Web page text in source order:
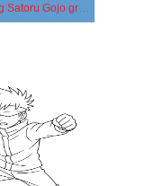
Afbeelding Satoru Gojo gratis afdrukbaar